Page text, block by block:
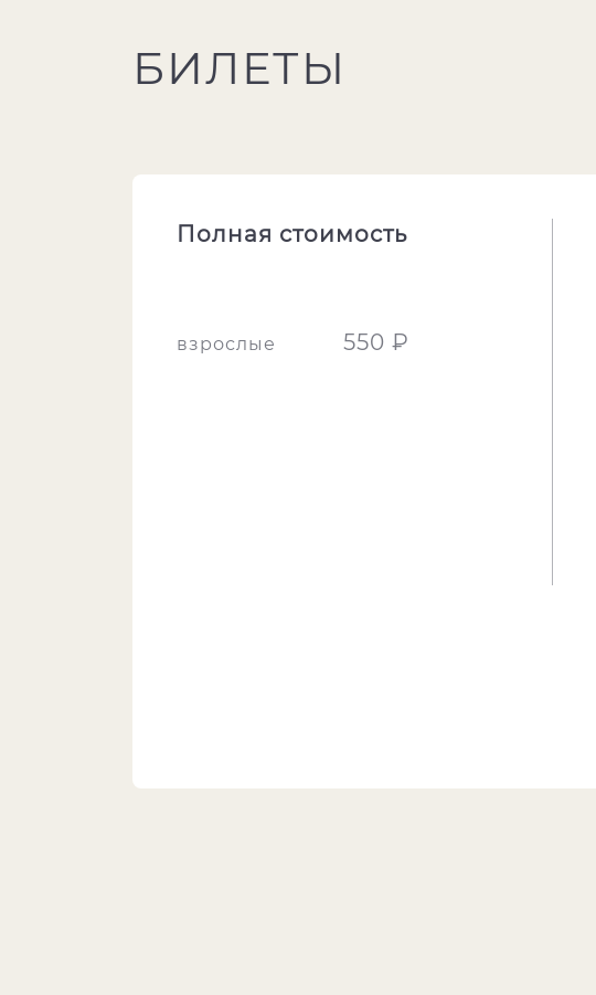
БИЛЕТЫ
Полная стоимость
взрослые 550 ₽